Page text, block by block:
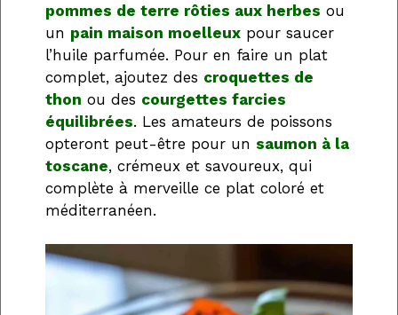
pommes de terre rôties aux herbes ou
un pain maison moelleux pour saucer
l’huile parfumée. Pour en faire un plat
complet, ajoutez des croquettes de
thon ou des courgettes farcies
équilibrées. Les amateurs de poissons
opteront peut-être pour un saumon à la
toscane, crémeux et savoureux, qui
complète à merveille ce plat coloré et
méditerranéen.